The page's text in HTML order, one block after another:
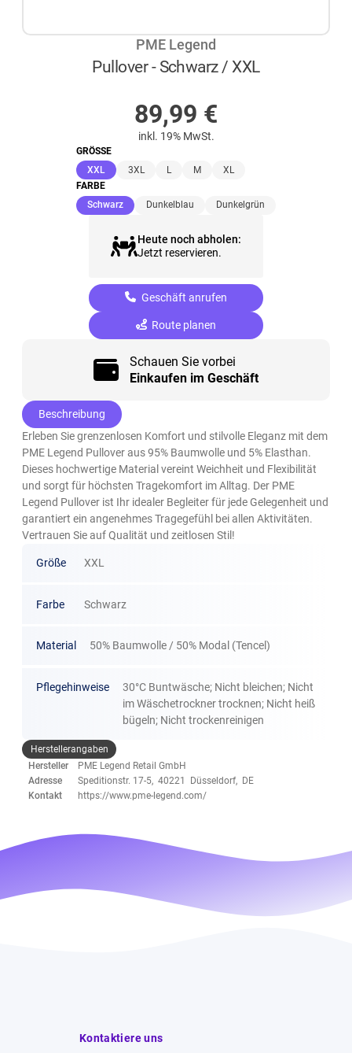
PME Legend
Pullover - Schwarz / XXL
89,99 €
inkl. 19% MwSt.
GRÖSSE
XXL (ausgewählt)
3XL L M
XL
FARBE
Schwarz(ausgewählt)
Dunkelblau Dunkelgrün
Heute noch abholen:
Jetzt reservieren.
Geschäft anrufen
Route planen
Schauen Sie vorbei
Einkaufen im Geschäft
Beschreibung
Erleben Sie grenzenlosen Komfort und stilvolle Eleganz mit dem
PME Legend Pullover aus 95% Baumwolle und 5% Elasthan.
Dieses hochwertige Material vereint Weichheit und Flexibilität
und sorgt für höchsten Tragekomfort im Alltag. Der PME
Legend Pullover ist Ihr idealer Begleiter für jede Gelegenheit und
garantiert ein angenehmes Tragegefühl bei allen Aktivitäten.
Vertrauen Sie auf Qualität und zeitlosen Stil!
Größe XXL
Farbe Schwarz
Material 50% Baumwolle / 50% Modal (Tencel)
Pflegehinweise
30°C Buntwäsche; Nicht bleichen; Nicht
im Wäschetrockner trocknen; Nicht heiß
bügeln; Nicht trockenreinigen
Herstellerangaben
Hersteller
PME Legend Retail GmbH
Adresse
Speditionstr. 17-5, 40221 Düsseldorf, DE
Kontakt
https://www.pme-legend.com/
Kontaktiere uns